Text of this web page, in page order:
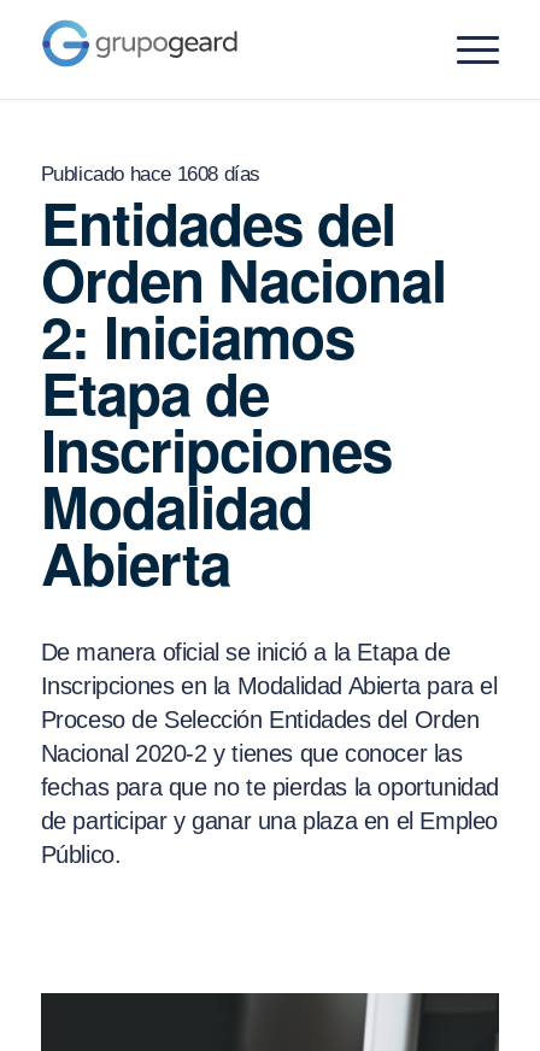
Publicado hace 1608 días
Entidades del
Orden Nacional
2: Iniciamos
Etapa de
Inscripciones
Modalidad
Abierta
De manera oficial se inició a la Etapa de
Inscripciones en la Modalidad Abierta para el
Proceso de Selección Entidades del Orden
Nacional 2020-2 y tienes que conocer las
fechas para que no te pierdas la oportunidad
de participar y ganar una plaza en el Empleo
Público.